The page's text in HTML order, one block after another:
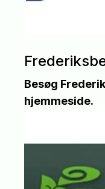
Besøg
hjemmeside.